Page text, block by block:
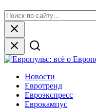
to
content
for:
Close
Европульс: всё о Европе
Новости
Евротренд
Евроэкспресс
Еврокампус